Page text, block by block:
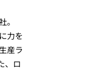
力を
産ラ
、ロ